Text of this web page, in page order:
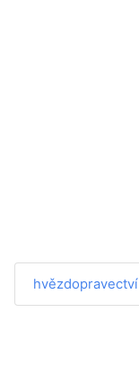
hvězdopravectví